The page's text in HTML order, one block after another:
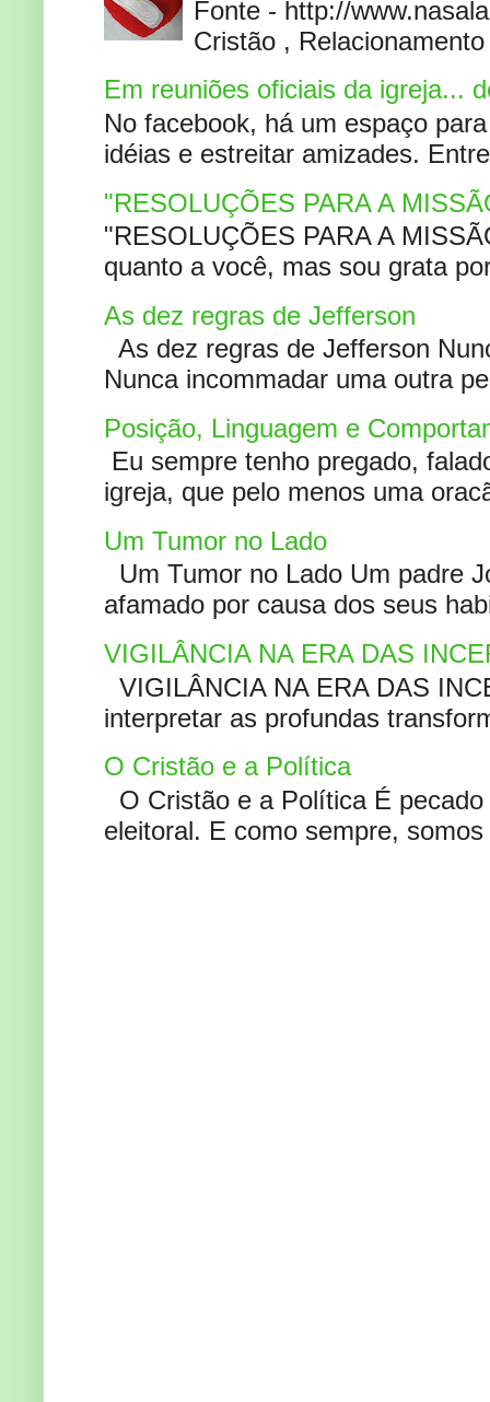
Fonte - http://
Cristão ,
Em reuniões oficiais da igreja...
No facebook, há um espaço
idéias e estreitar amizades.
"RESOLUÇÕES PARA A
"RESOLUÇÕES PARA A
quanto a você, mas sou grata
As dez regras de Jefferson
As dez regras de Jefferson
Nunca incommadar uma outra
Posição, Linguagem e
Eu sempre tenho pregado,
igreja, que pelo menos uma
Um Tumor no Lado
Um Tumor no Lado Um padre
afamado por causa dos seus
VIGILÂNCIA NA ERA DAS
VIGILÂNCIA NA ERA DAS
interpretar as profundas
O Cristão e a Política
O Cristão e a Política É
eleitoral. E como sempre,